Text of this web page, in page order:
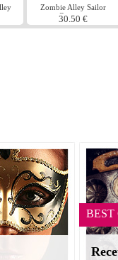
Zombie Alley Sailor
Costume
30.50 €
BEST